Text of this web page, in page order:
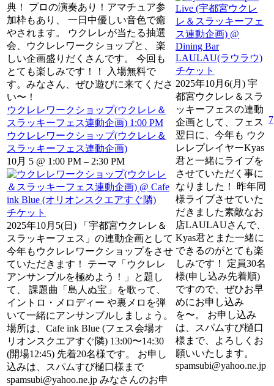
典！ プロの演奏あり！アマチュア参
加枠もあり、 一日中優しい音色で癒
やされます。 ウクレレが当たる抽選
会、ウクレレワークショップと、 楽
しい企画盛りだくさんです。 今回も
とても楽しみです！！ 入場無料で
す。みなさん、ぜひ遊びに来てくださ
い〜！
ウクレレワークショップ(ウクレレ＆
スラッキーフェス連動企画) 1:00 PM
ウクレレワークショップ(ウクレレ＆
スラッキーフェス連動企画)
10月 5 @ 1:00 PM – 2:30 PM
チケット
2025年10月5(日) 「宇都宮ウクレレ＆
スラッキーフェス」の連動企画として
今年もウクレレワークショップをさせ
ていただきます！ テーマ「ウクレレ
アンサンブルを極めよう！」と題し
て、 課題曲「島人ぬ宝」を歌って、
イントロ・メロディー や裏メロを弾
いて一緒にアンサンブルしましょう。
場所は、Cafe ink Blue (フェス会場オ
リオンスクエアすぐ隣) 13:00〜14:30
(開場12:45) 先着20名様です。 お申し
込みは、スパムすび樋口様まで
spamsubi@yahoo.ne.jp みなさんのお申
チケット
2025年10月6(月) 宇
都宮ウクレレ＆スラ
ッキーフェスの連動
企画として、フェス
翌日に、今年も ウク
レレプレイヤーKyas
君と一緒にライブを
させていただく事に
なりました！ 昨年同
様ライブさせていた
だきました素敵なお
店LAULAUさんで、
Kyas君とまた一緒に
できるのがとても楽
しみです！ 定員30名
様(申し込み先着順)
ですので、ぜひお早
めにお申し込み
を〜。 お申し込み
は、スパムすび樋口
様まで、よろしくお
願いいたします。
spamsubi@yahoo.ne.jp
7